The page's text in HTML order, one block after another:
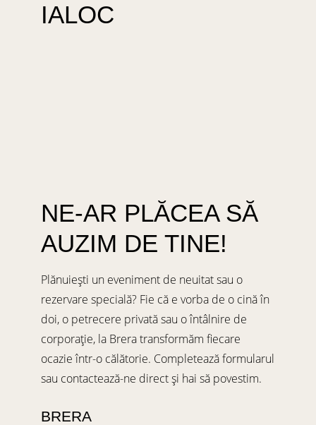
IALOC
NE-AR PLĂCEA SĂ
AUZIM DE TINE!
Plănuiești un eveniment de neuitat sau o
rezervare specială? Fie că e vorba de o cină în
doi, o petrecere privată sau o întâlnire de
corporație, la Brera transformăm fiecare
ocazie într-o călătorie. Completează formularul
sau contactează-ne direct și hai să povestim.
BRERA